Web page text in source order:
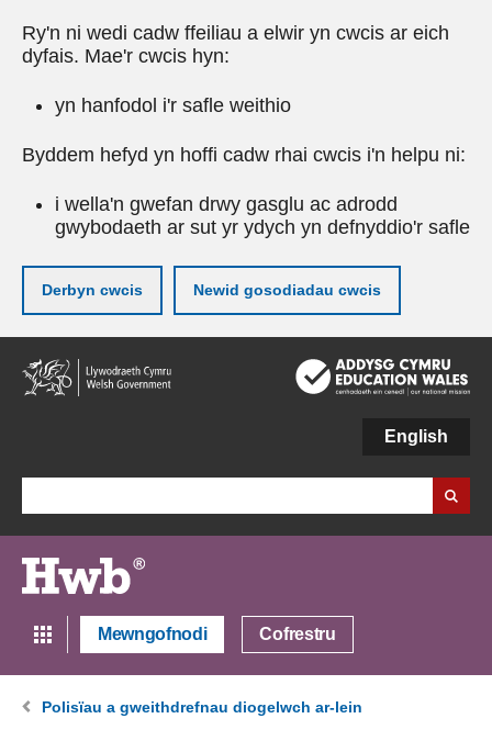
Ry'n ni wedi cadw ffeiliau a elwir yn cwcis ar eich
dyfais. Mae'r cwcis hyn:
yn hanfodol i'r safle weithio
Byddem hefyd yn hoffi cadw rhai cwcis i'n helpu ni:
i wella'n gwefan drwy gasglu ac adrodd
gwybodaeth ar sut yr ydych yn defnyddio'r safle
Derbyn cwcis Newid gosodiadau cwcis
Neidio
i'r
prif
English
Mewngofnodi Cofrestru
Polisïau a gweithdrefnau diogelwch ar-lein